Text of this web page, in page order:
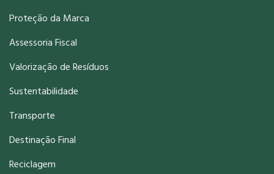
Proteção da Marca
Assessoria Fiscal
Valorização de Resíduos
Sustentabilidade
Transporte
Destinação Final
Reciclagem